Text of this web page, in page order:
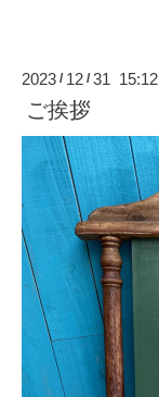
2023 / 12 /31 15:12
ご挨拶